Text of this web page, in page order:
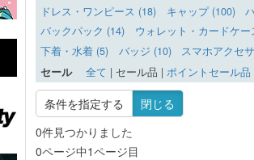
ドレス・ワンピース (18)
キャップ (100)
バックパック (14)
ウォレット・カードケー
下着・水着 (5)
バッジ (10) スマホアクセ
セール
全て | セール品 | ポイントセール品
条件を指定する
閉じる
0件見つかりました
0ページ中1ページ目